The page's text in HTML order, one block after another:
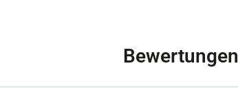
Bewertungen